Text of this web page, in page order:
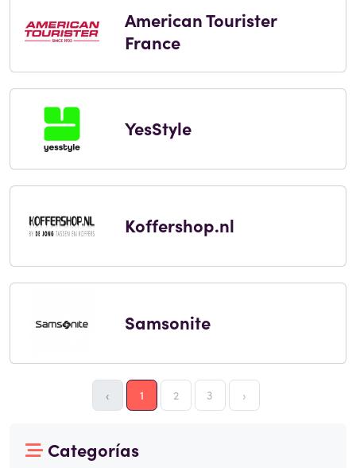
American Tourister
France
YesStyle
Koffershop.nl
Samsonite
‹ 1 2 3 ›
Categorías